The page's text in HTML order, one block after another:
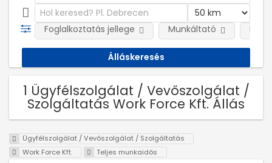
Foglalkoztatás jellege Munkáltató
1 Ügyfélszolgálat / Vevőszolgálat /
Szolgáltatás Work Force Kft. Állás
Ügyfélszolgálat / Vevőszolgálat / Szolgáltatás
Work Force Kft.
Teljes munkaidős